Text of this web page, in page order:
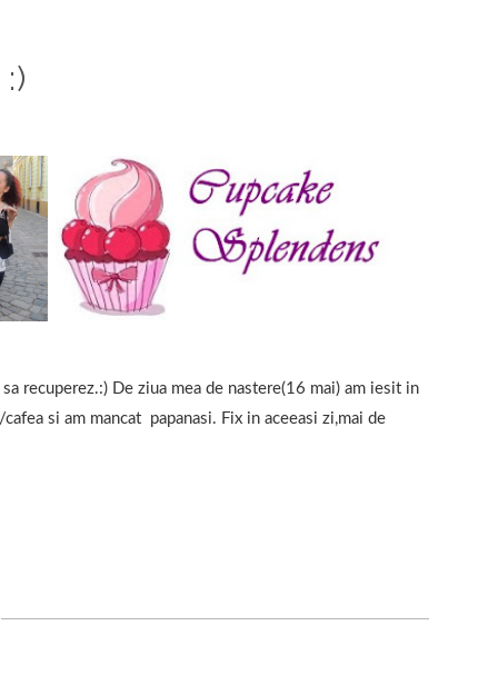
recuperez.:) De ziua mea de nastere(16 mai) am iesit in
si am mancat papanasi. Fix in aceeasi zi,mai de